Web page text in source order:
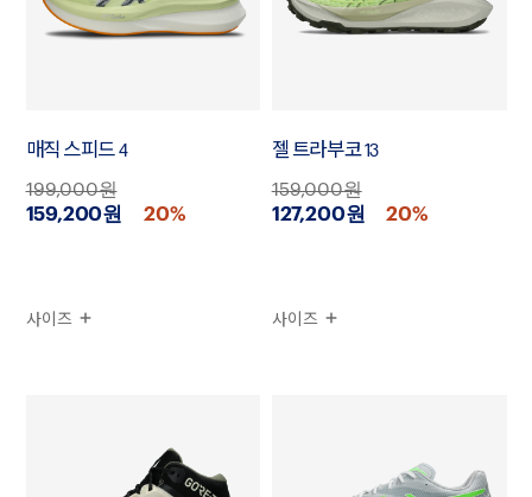
매직 스피드 4
199,000원
159,200원 20%
사이즈
젤 트라부코 13
159,000원
127,200원 20%
사이즈